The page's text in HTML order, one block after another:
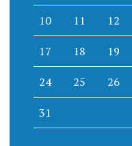
10 11 12
17 18 19
24 25 26
31